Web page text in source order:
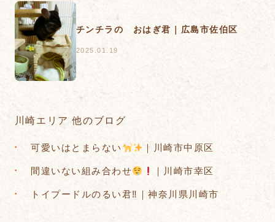
チンチラの おはぎ君｜広島市佐伯区
2025.01.19
川崎エリア 他のブログ
可愛いはとまらない ｜川崎市中原区
間違いない組み合わせ ｜川崎市幸区
トイプードルのるい君‼︎｜神奈川県川崎市